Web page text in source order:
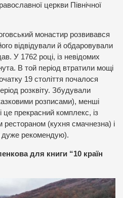
церкви Північної
монастир розвивався
відвідували й обдаровували
У 1762 році, із невідомих
В той період втратили мощі
19 століття почалося
розквіту. Збудували
розписами), менші
це прекрасний комплекс, із
рестораном (кухня смачнезна) і
рекомендую).
для книги “10 країн